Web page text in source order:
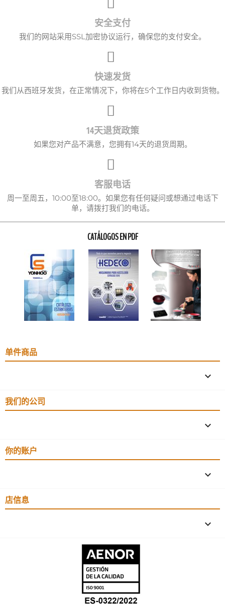
安全支付
我们的网站采用SSL加密协议运行，确保您的支付安全。
快速发货
我们从西班牙发货，在正常情况下，你将在5个工作日内收到货物。
14天退货政策
如果您对产品不满意，您拥有14天的退货周期。
客服电话
周一至周五，10:00至18:00。如果您有任何疑问或想通过电话下
单，请拨打我们的电话。
CATÁLOGOS EN PDF
单件商品

我们的公司

你的账户

店信息
keyboard_arrow_down